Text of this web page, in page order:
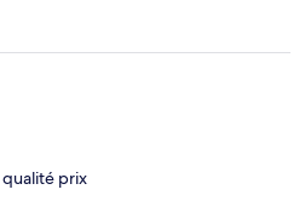
prix